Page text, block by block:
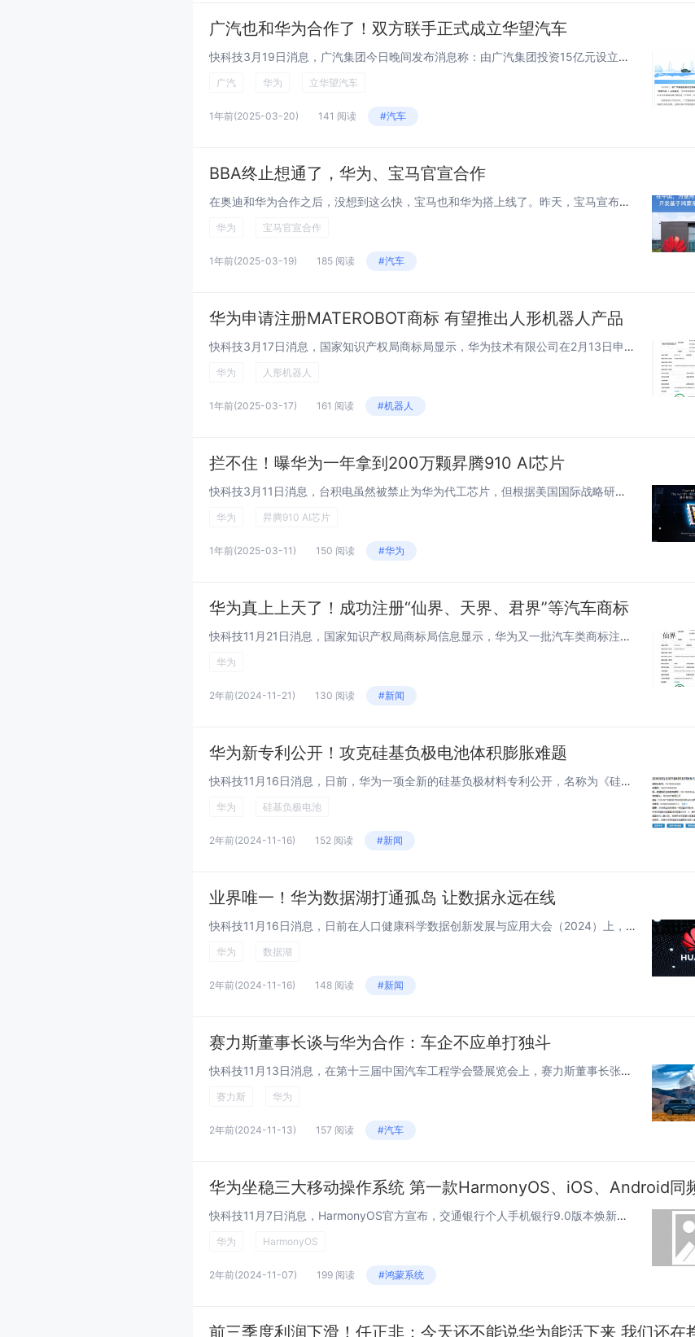
广汽也和华为合作了！双方联手正式成立华望汽车
快科技3月19日消息，广汽集团今日晚间发布消息称：由广汽集团投资15亿元设立的新公司华望汽车技术（广州）有限公司（下称“华望汽车”）于3月18日正式成立，全新高端智能汽车品牌也将在不久公布。广汽、华为重磅合作！双方联手正式成立华望汽车广汽集...
广汽 华为 立华望汽车
1年前(2025-03-20) 141 阅读 #汽车
BBA终止想通了，华为、宝马官宣合作
在奥迪和华为合作之后，没想到这么快，宝马也和华为搭上线了。昨天，宝马宣布和华为达成合作，宝马将深度融合鸿蒙系统生态，推出BMW数字钥匙、HUAWEI HiCar和MyBMW App等数字化服务。华为、宝马官宣合作 BBA们终于想通了具体合作...
华为 宝马官宣合作
1年前(2025-03-19) 185 阅读 #汽车
华为申请注册MATEROBOT商标 有望推出人形机器人产品
快科技3月17日消息，国家知识产权局商标局显示，华为技术有限公司在2月13日申请注册“MATEROBOT”商标，相应商标注册号为83432155，国际分类为9(科学仪器)。该商标注册申请的商品/服务项目涵盖：远程临场机器人；模拟对话用聊天机...
华为 人形机器人
1年前(2025-03-17) 161 阅读 #机器人
拦不住！曝华为一年拿到200万颗昇腾910 AI芯片
快科技3月11日消息，台积电虽然被禁止为华为代工芯片，但根据美国国际战略研究中心(CSIS)、市调机构TechInsights的说法，华为仍在想尽办法，从台积电获得昇腾910 AI芯片，仅仅是去年就可能多达200万颗。CSIS的报告称：“台...
华为 昇腾910 AI芯片
1年前(2025-03-11) 150 阅读 #华为
华为真上上天了！成功注册“仙界、天界、君界”等汽车商标
快科技11月21日消息，国家知识产权局商标局信息显示，华为又一批汽车类商标注册成功。商标详情页面显示，华为注册成功的“仙界、天界、君界”商标，均于今年1月4日申请，注册公告日期为11月14日。华为“仙界、天界、君界”等汽车商标注册成功 网友...
华为
2年前(2024-11-21) 130 阅读 #新闻
华为新专利公开！攻克硅基负极电池体积膨胀难题
快科技11月16日消息，日前，华为一项全新的硅基负极材料专利公开，名称为《硅基负极材料及其制备方法、电池和终端》。该专利主要解决了硅基材料因膨胀效应过大导致电池循环性能低的问题，提高负极的循环稳定性。华为新专利公开！攻克硅基负极电池体积膨胀...
华为 硅基负极电池
2年前(2024-11-16) 152 阅读 #新闻
业界唯一！华为数据湖打通孤岛 让数据永远在线
快科技11月16日消息，日前在人口健康科学数据创新发展与应用大会（2024）上，华为公司副总裁、数据存储产品线总裁周跃峰博士表了《华为医疗多模态人工智能数据基础设施建设思考》的主题演讲。周跃峰指出：中国医疗人工智能数字化基础薄弱，数字化程度...
华为 数据湖
2年前(2024-11-16) 148 阅读 #新闻
赛力斯董事长谈与华为合作：车企不应单打独斗
快科技11月13日消息，在第十三届中国汽车工程学会暨展览会上，赛力斯董事长张兴海分享了与华为合作的背景和细节。张兴海透露，在华为手机业务面临挑战之际，赛力斯提出了一个创新的想法：将汽车销售引入华为的手机店。但是，手机店里不能放赛力斯之前几万...
赛力斯 华为
2年前(2024-11-13) 157 阅读 #汽车
快科技11月7日消息，HarmonyOS官方宣布，交通银行个人手机银行9.0版本焕新升级，现已全新发布并上架HarmonyOS NEXT应用市场，为消费者带来触手可及的智慧高效移动金融服务体验！此次更新标志着交通银行率先实现了Harmony...
华为 HarmonyOS
2年前(2024-11-07) 199 阅读 #鸿蒙系统
前三季度利润下滑！任正非：今天还不能说华为能活下来 我们还在